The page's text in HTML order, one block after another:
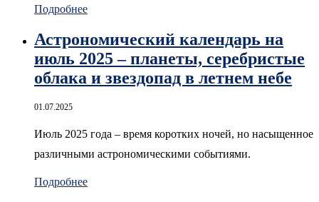
Подробнее
Астрономический календарь на
июль 2025 – планеты, серебристые
облака и звездопад в летнем небе
01.07.2025
Июль 2025 года – время коротких ночей, но насыщенное
различными астрономическими событиями.
Подробнее